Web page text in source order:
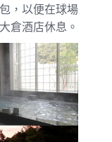
，以便在球場
倉酒店休息。